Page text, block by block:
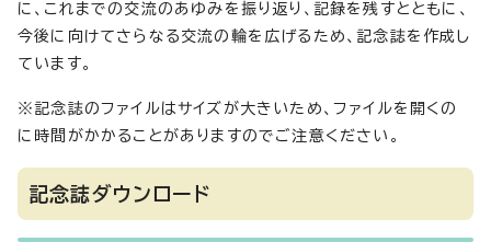
に、これまでの交流のあゆみを振り返り、記録を残すとともに、
今後に向けてさらなる交流の輪を広げるため、記念誌を作成し
ています。
※記念誌のファイルはサイズが大きいため、ファイルを開くの
に時間がかかることがありますのでご注意ください。
記念誌ダウンロード